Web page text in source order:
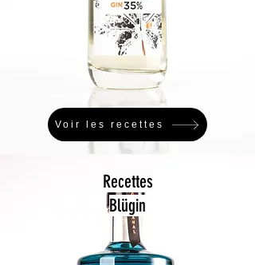
Voir les recettes
Recettes
Blügin